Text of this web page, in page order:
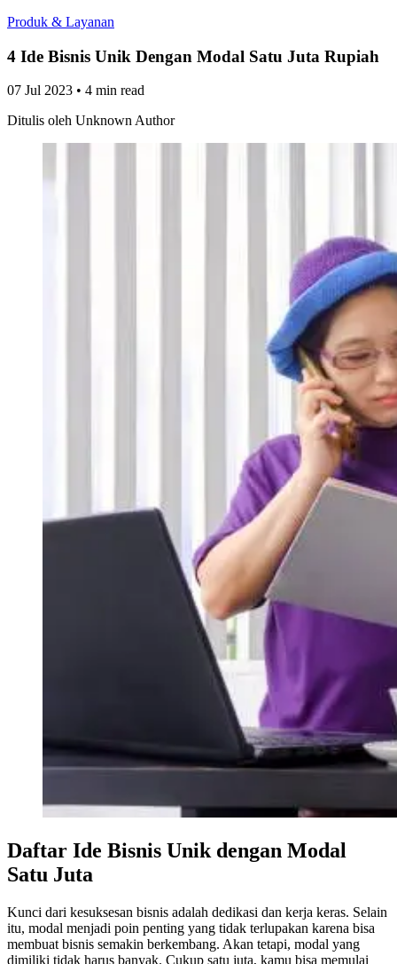
Produk & Layanan
4 Ide Bisnis Unik Dengan Modal Satu Juta Rupiah
07 Jul 2023 • 4 min read
Ditulis oleh Unknown Author
Daftar Ide Bisnis Unik dengan Modal
Satu Juta
Kunci dari kesuksesan bisnis adalah dedikasi dan kerja keras. Selain
itu, modal menjadi poin penting yang tidak terlupakan karena bisa
membuat bisnis semakin berkembang. Akan tetapi, modal yang
dimiliki tidak harus banyak. Cukup satu juta, kamu bisa memulai